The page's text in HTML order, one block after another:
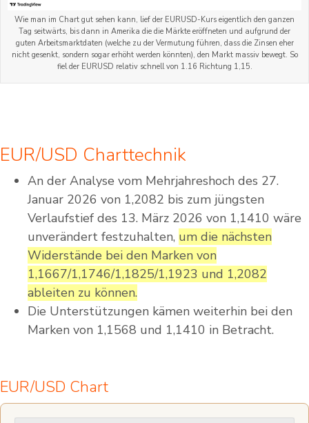
Wie man im Chart gut sehen kann, lief der EURUSD-Kurs eigentlich den ganzen
Tag seitwärts, bis dann in Amerika die die Märkte eröffneten und aufgrund der
guten Arbeitsmarktdaten (welche zu der Vermutung führen, dass die Zinsen eher
nicht gesenkt, sondern sogar erhöht werden könnten), den Markt massiv bewegt. So
fiel der EURUSD relativ schnell von 1.16 Richtung 1,15.
EUR/USD Charttechnik
An der Analyse vom Mehrjahreshoch des 27.
Januar 2026 von 1,2082 bis zum jüngsten
Verlaufstief des 13. März 2026 von 1,1410 wäre
unverändert festzuhalten, um die nächsten
Widerstände bei den Marken von
1,1667/1,1746/1,1825/1,1923 und 1,2082
ableiten zu können.
Die Unterstützungen kämen weiterhin bei den
Marken von 1,1568 und 1,1410 in Betracht.
EUR/USD Chart